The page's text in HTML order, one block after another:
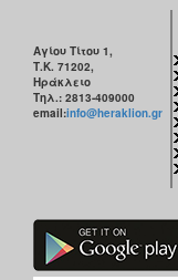
Αγίου Τίτου 1,
Τ.Κ. 71202,
Ηράκλειο
Τηλ.: 2813-409000
email:info@heraklion.gr